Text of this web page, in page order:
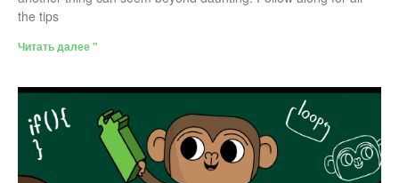
the tips
Читать далее "